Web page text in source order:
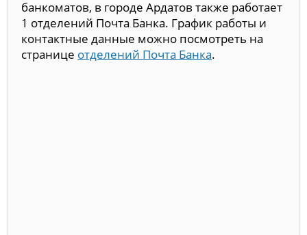
банкоматов, в городе Ардатов также работает
1 отделений Почта Банка. График работы и
контактные данные можно посмотреть на
странице отделений Почта Банка.